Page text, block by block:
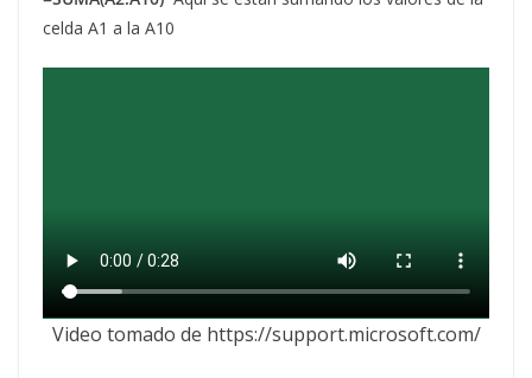
celda A1 a la A10
Video tomado de https://support.microsoft.com/